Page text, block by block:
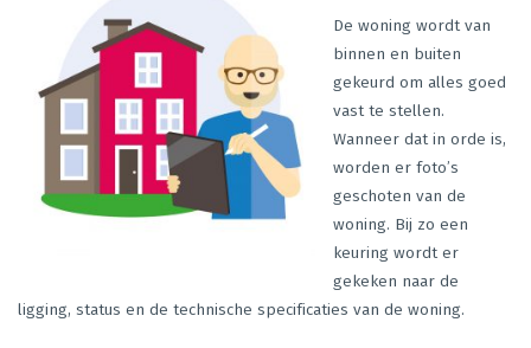
De woning wordt van
binnen en buiten
gekeurd om alles goed
vast te stellen.
Wanneer dat in orde is,
worden er foto’s
geschoten van de
woning. Bij zo een
keuring wordt er
gekeken naar de
ligging, status en de technische specificaties van de woning.